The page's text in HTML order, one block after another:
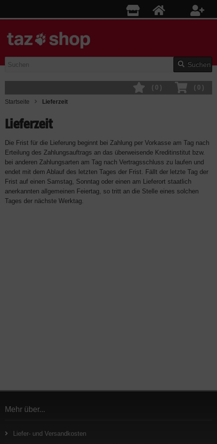
Suchen
( 0 )
( 0 )
Startseite Lieferzeit
Lieferzeit
Die Frist für die Lieferung beginnt bei Zahlung per Vorkasse am Tag nach
Erteilung des Zahlungsauftrags an das überweisende Kreditinstitut bzw.
bei anderen Zahlungsarten am Tag nach Vertragsschluss zu laufen und
endet mit dem Ablauf des letzten Tages der Frist. Fällt der letzte Tag der
Frist auf einen Samstag, Sonntag oder einen am Lieferort staatlich
anerkannten allgemeinen Feiertag, so tritt an die Stelle eines solchen
Tages der nächste Werktag.
Mehr über...
Liefer- und Versandkosten